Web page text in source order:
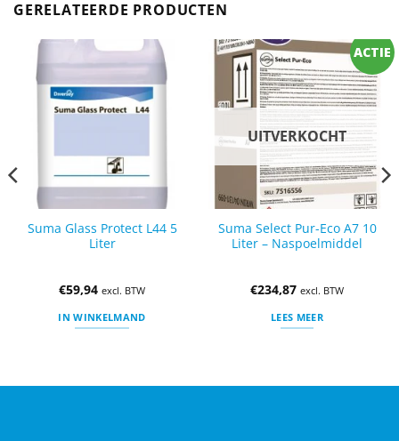
GERELATEERDE PRODUCTEN
Suma Glass Protect L44 5
Liter
€59,94 excl. BTW
IN WINKELMAND
UITVERKOCHT
Suma Select Pur-Eco A7 10
Liter – Naspoelmiddel
€234,87 excl. BTW
LEES MEER
ACTIE